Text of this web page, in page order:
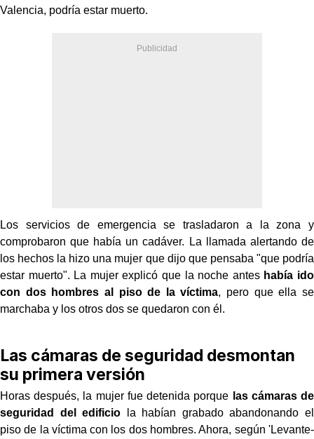
Valencia, podría estar muerto.
Los servicios de emergencia se trasladaron a la zona y
comprobaron que había un cadáver. La llamada alertando de
los hechos la hizo una mujer que dijo que pensaba "que podría
estar muerto". La mujer explicó que la noche antes había ido
con dos hombres al piso de la víctima, pero que ella se
marchaba y los otros dos se quedaron con él.
Las cámaras de seguridad desmontan
su primera versión
Horas después, la mujer fue detenida porque las cámaras de
seguridad del edificio la habían grabado abandonando el
piso de la víctima con los dos hombres. Ahora, según 'Levante-